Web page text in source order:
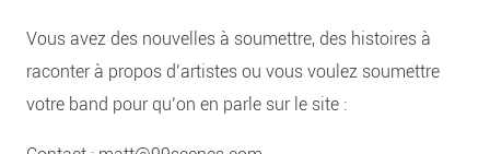
Vous avez des nouvelles à soumettre, des histoires à
raconter à propos d’artistes ou vous voulez soumettre
votre band pour qu’on en parle sur le site :